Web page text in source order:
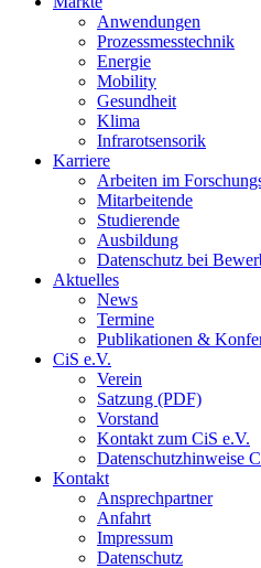
Anwendungen
Prozessmesstechnik
Energie
Mobility
Gesundheit
Klima
Infrarotsensorik
Karriere
Arbeiten im
Mitarbeitende
Studierende
Ausbildung
Datenschutz bei
Aktuelles
News
Termine
Publikationen &
CiS e.V.
Verein
Satzung (PDF)
Vorstand
Kontakt zum CiS e.V.
Datenschutzhinweise
Kontakt
Ansprechpartner
Anfahrt
Impressum
Datenschutz